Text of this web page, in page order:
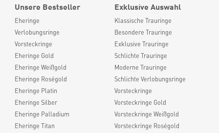
Unsere Bestseller
Eheringe
Verlobungsringe
Vorsteckringe
Eheringe Gold
Eheringe Weißgold
Eheringe Roségold
Eheringe Platin
Eheringe Silber
Eheringe Palladium
Eheringe Titan
Exklusive Auswahl
Klassische Trauringe
Besondere Trauringe
Exklusive Trauringe
Schlichte Trauringe
Moderne Trauringe
Schlichte Verlobungsringe
Vorsteckringe
Vorsteckringe Gold
Vorsteckringe Weißgold
Vorsteckringe Roségold